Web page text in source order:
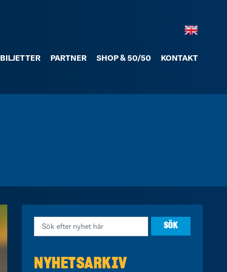
BILJETTER PARTNER SHOP & 50/50 KONTAKT
NYHETSARKIV